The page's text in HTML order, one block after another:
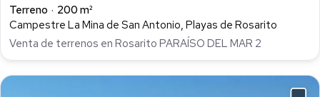
Terreno
200 m²
Campestre La Mina de San Antonio, Playas de Rosarito
Venta de terrenos en Rosarito PARAÍSO DEL MAR 2